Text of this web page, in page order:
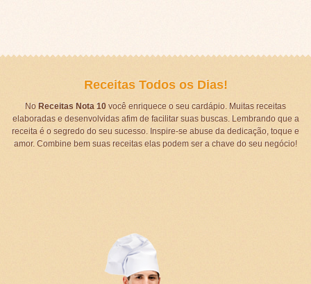
Receitas Todos os Dias!
No Receitas Nota 10você enriquece o seu cardápio. Muitas receitas
elaboradas e desenvolvidas afim de facilitar suas buscas. Lembrando que a
receita é o segredo do seu sucesso. Inspire-se abuse da dedicação, toque e
amor. Combine bem suas receitas elas podem ser a chave do seu negócio!